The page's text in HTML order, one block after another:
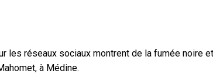
les réseaux sociaux montrent de la fumée noire
à Médine.